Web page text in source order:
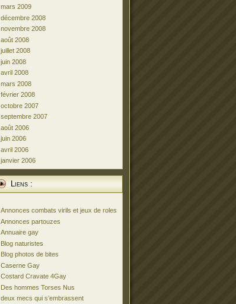
mars 2009
décembre 2008
novembre 2008
août 2008
juillet 2008
juin 2008
avril 2008
mars 2008
février 2008
octobre 2007
septembre 2007
août 2006
juin 2006
avril 2006
janvier 2006
Liens :
Annonces combats virils et jeux de roles
Annonces partouzes
Annuaire gay
Blog naturistes
Blog photos de bites
Caserne Gay
Costard Cravate 4Gay
Des hommes Torses Nus
deux mecs qui s’embrassent